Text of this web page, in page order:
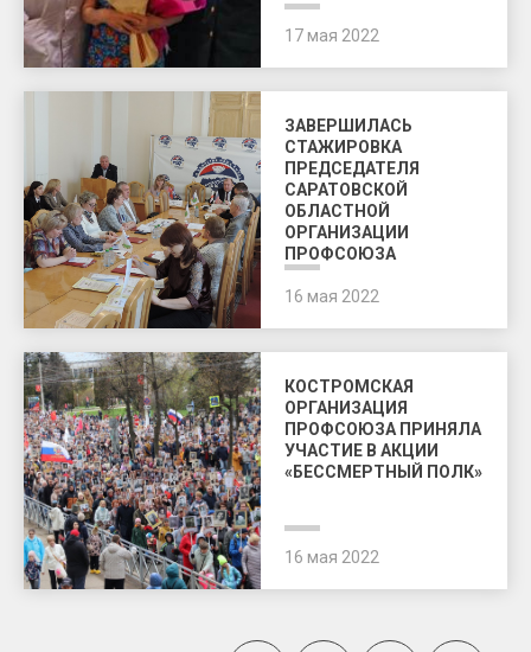
17 мая 2022
ЗАВЕРШИЛАСЬ
СТАЖИРОВКА
ПРЕДСЕДАТЕЛЯ
САРАТОВСКОЙ
ОБЛАСТНОЙ
ОРГАНИЗАЦИИ
ПРОФСОЮЗА
16 мая 2022
КОСТРОМСКАЯ
ОРГАНИЗАЦИЯ
ПРОФСОЮЗА ПРИНЯЛА
УЧАСТИЕ В АКЦИИ
«БЕССМЕРТНЫЙ ПОЛК»
16 мая 2022